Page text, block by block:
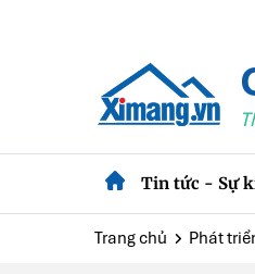
Tin tức - Sự
Trang chủ Phát